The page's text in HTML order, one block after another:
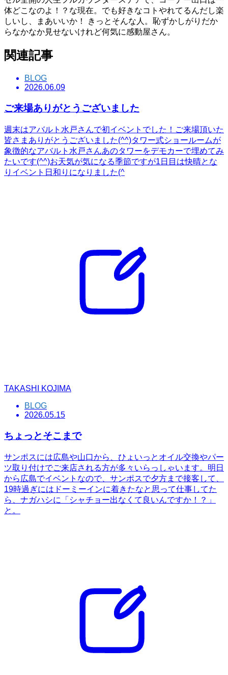
体どこなのよ！？な現在。でも好きなコトやれてるんだし楽
しいし、まあいいか！ きっとそんな人。恥ずかしがりだか
らなかなか見せないけれど何気に感動屋さん。
関連記事
BLOG
2026.06.09
ご来場ありがとうございました
週末はアバルト水戸さんで初イベントでした！ご来場頂いた
皆さまありがとうございました(^^)タワー式ショールームが
象徴的なアバルト水戸さんあのタワーをデモカーで埋めてみ
たいです(^^)お天気が気になる季節ですが1日目は快晴とな
りイベント日和りになりました(^
TAKASHI KOJIMA
BLOG
2026.05.15
ちょっとそこまで
サンポスには広島や山口から、ひょいっとオイル交換やパー
ツ取り付けでご来店される方が多々いらっしゃいます。明日
から広島でイベントなので、サンポスで夕方まで接客して、
19時過ぎにはドーミーインに着きたなと思って仕事してた
ら、ナガハシに「シャチョー出なくて良いんですか！？」
と。